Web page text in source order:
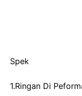
Spek
1.Ringan Di